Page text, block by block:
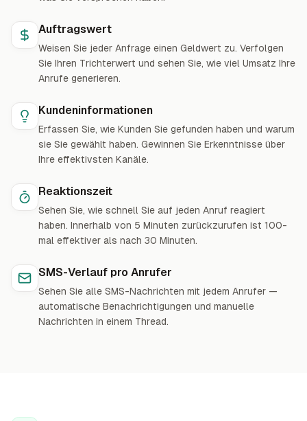
Auftragswert
Weisen Sie jeder Anfrage einen Geldwert zu. Verfolgen
Sie Ihren Trichterwert und sehen Sie, wie viel Umsatz Ihre
Anrufe generieren.
Kundeninformationen
Erfassen Sie, wie Kunden Sie gefunden haben und warum
sie Sie gewählt haben. Gewinnen Sie Erkenntnisse über
Ihre effektivsten Kanäle.
Reaktionszeit
Sehen Sie, wie schnell Sie auf jeden Anruf reagiert
haben. Innerhalb von 5 Minuten zurückzurufen ist 100-
mal effektiver als nach 30 Minuten.
SMS-Verlauf pro Anrufer
Sehen Sie alle SMS-Nachrichten mit jedem Anrufer —
automatische Benachrichtigungen und manuelle
Nachrichten in einem Thread.